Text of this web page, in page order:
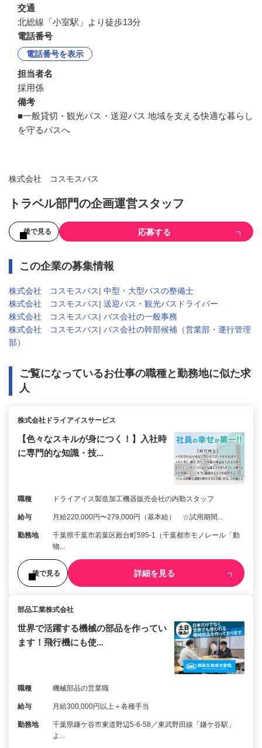
交通
北総線「小室駅」より徒歩13分
電話番号
電話番号を表示
担当者名
採用係
備考
■一般貸切・観光バス・送迎バス 地域を支える快適な暮らし
を守るバスへ
株式会社 コスモスバス
トラベル部門の企画運営スタッフ
後で見る 応募する
この企業の募集情報
株式会社 コスモスバス| 中型・大型バスの整備士
株式会社 コスモスバス| 送迎バス・観光バスドライバー
株式会社 コスモスバス| バス会社の一般事務
株式会社 コスモスバス| バス会社の幹部候補（営業部・運行管理
部）
ご覧になっているお仕事の職種と勤務地に似た求
人
株式会社ドライアイスサービス
【色々なスキルが身につく！】入社時
に専門的な知識・技...
職種 ドライアイス製造加工機器販売会社の内勤スタッフ
給与 月給220,000円〜279,000円（基本給） ☆試用期間...
勤務地
千葉県千葉市若葉区殿台町595-1（千葉都市モノレール「動
物...
後で見る 詳細を見る
部品工業株式会社
世界で活躍する機械の部品を作ってい
ます！飛行機にも使...
職種 機械部品の営業職
給与 月給300,000円以上＋各種手当
勤務地
千葉県鎌ケ谷市東道野辺5-6-58／東武野田線「鎌ケ谷駅」
よ...